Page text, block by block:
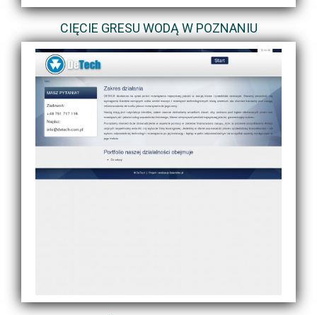
CIĘCIE GRESU WODĄ W POZNANIU